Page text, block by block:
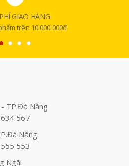
GIAO HÀNG
trên 10.000.000đ
TP.Đà Nẵng
567
Nẵng
553
Ngãi